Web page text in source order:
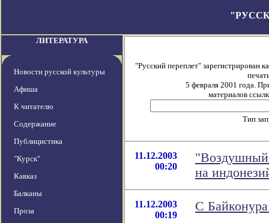
ЛИТЕРАТУРА
Новости русской культуры
Афиша
К читателю
Содержание
Публицистика
"Курск"
Кавказ
Балканы
Проза
"Русский переплет" зарегистрирован
5 февраля 2001 года.
материалов
Тип
11.12.2003
00:20
"Воздушный
на
11.12.2003
00:19
С